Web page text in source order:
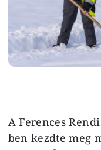
A Ferences
ben kezdte meg